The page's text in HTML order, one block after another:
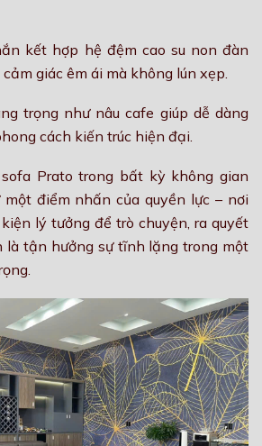
kết hợp hệ đệm cao su non đàn
giác êm ái mà không lún xẹp.
trọng như nâu cafe giúp dễ dàng
cách kiến trúc hiện đại.
Prato trong bất kỳ không gian
điểm nhấn của quyền lực – nơi
lý tưởng để trò chuyện, ra quyết
là tận hưởng sự tĩnh lặng trong một